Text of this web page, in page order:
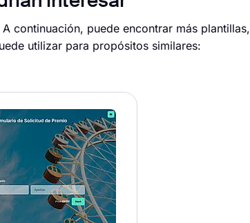
continuación, puede encontrar más plantillas,
utilizar para propósitos similares: